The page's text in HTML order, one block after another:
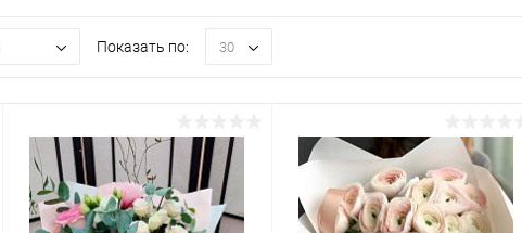
Показать по: 30